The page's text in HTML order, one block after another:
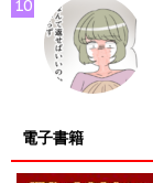
電子書籍